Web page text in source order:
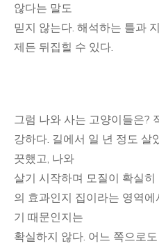
않다는 말도
믿지 않는다. 해석하는 틀과
제든 뒤집힐 수 있다.
그럼 나와 사는 고양이들은?
강하다. 길에서 일 년 정도 살
끗했고, 나와
살기 시작하며 모질이 확실
의 효과인지 집이라는 영역
기 때문인지는
확실하지 않다. 어느 쪽으로